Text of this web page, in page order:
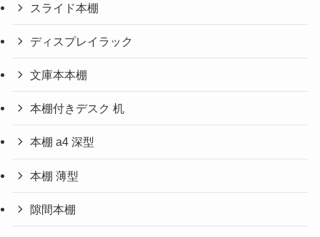
スライド本棚
ディスプレイラック
文庫本本棚
本棚付きデスク 机
本棚 a4 深型
本棚 薄型
隙間本棚